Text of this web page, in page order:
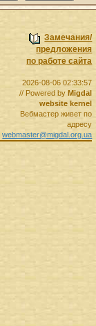
Замечания/
предложения
по работе сайта
2026-08-06 02:33:57
// Powered byMigdal
website kernel
Вебмастер живет по
адресу
webmaster@migdal.org.ua